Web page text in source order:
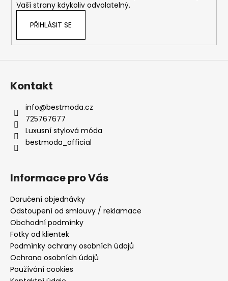
Vaší strany kdykoliv odvolatelný.
PŘIHLÁSIT SE
Kontakt
info@bestmoda.cz
725767677
Luxusní stylová móda
bestmoda_official
Informace pro Vás
Doručení objednávky
Odstoupení od smlouvy / reklamace
Obchodní podmínky
Fotky od klientek
Podmínky ochrany osobních údajů
Ochrana osobních údajů
Používání cookies